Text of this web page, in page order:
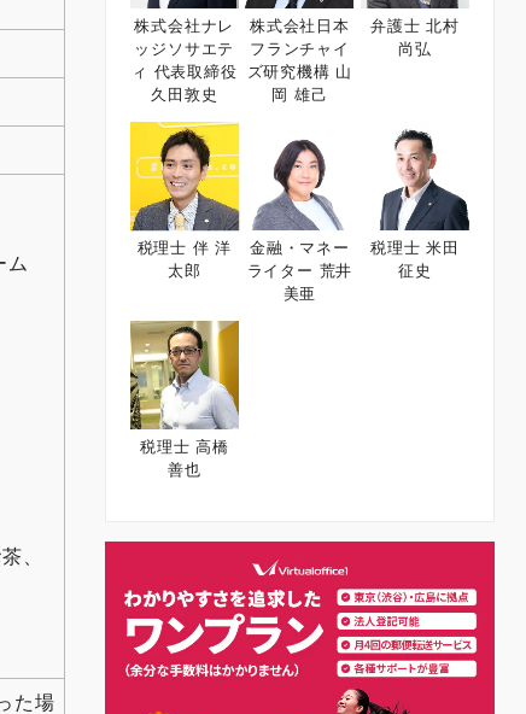
ム
、
た場
株式会社ナレ
ッジソサエテ
ィ 代表取締役
久田敦史
株式会社日本
フランチャイ
ズ研究機構 山
岡 雄己
弁護士 北村
尚弘
税理士 伴 洋
太郎
金融・マネー
ライター 荒井
美亜
税理士 米田
征史
税理士 高橋
善也